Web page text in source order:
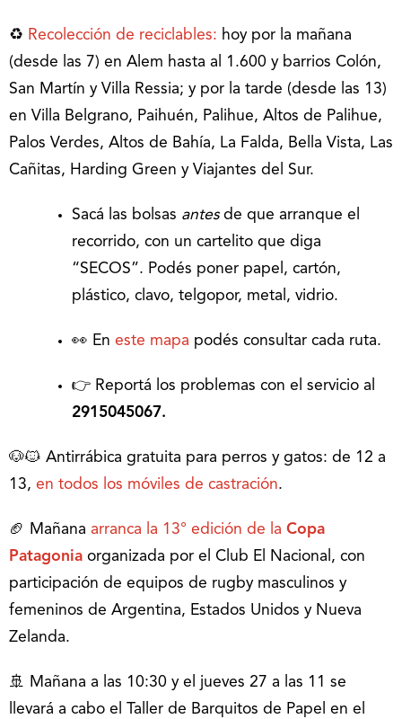
♻️ Recolección de reciclables: hoy por la mañana
(desde las 7) en Alem hasta al 1.600 y barrios Colón,
San Martín y Villa Ressia; y por la tarde (desde las 13)
en Villa Belgrano, Paihuén, Palihue, Altos de Palihue,
Palos Verdes, Altos de Bahía, La Falda, Bella Vista, Las
Cañitas, Harding Green y Viajantes del Sur.
Sacá las bolsas antes de que arranque el
recorrido, con un cartelito que diga
“SECOS”. Podés poner papel, cartón,
plástico, clavo, telgopor, metal, vidrio.
👀 En este mapa podés consultar cada ruta.
👉 Reportá los problemas con el servicio al
2915045067.
🐶🐱 Antirrábica gratuita para perros y gatos: de 12 a
13, en todos los móviles de castración.
🏈 Mañana arranca la 13° edición de la Copa
Patagonia organizada por el Club El Nacional, con
participación de equipos de rugby masculinos y
femeninos de Argentina, Estados Unidos y Nueva
Zelanda.
🚢 Mañana a las 10:30 y el jueves 27 a las 11 se
llevará a cabo el Taller de Barquitos de Papel en el